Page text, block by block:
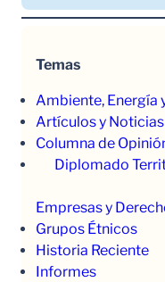
Temas
Ambiente, Energía
Artículos y Noticias
Columna de
Diplomado
Empresas y
Grupos Étnicos
Historia Reciente
Informes